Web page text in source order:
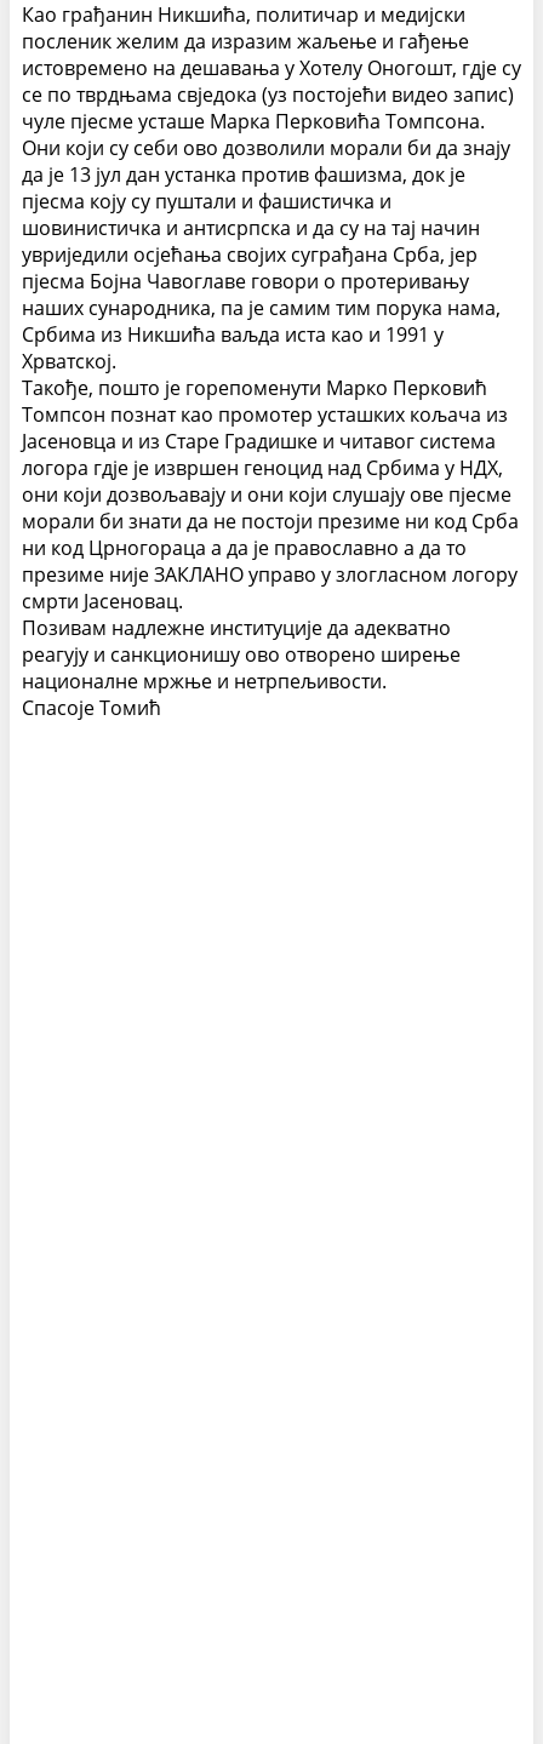
Као грађанин Никшића, политичар и медијски
посленик желим да изразим жаљење и гађење
истовремено на дешавања у Хотелу Оногошт, гдје су
се по тврдњама свједока (уз постојећи видео запис)
чуле пјесме усташе Марка Перковића Томпсона.
Они који су себи ово дозволили морали би да знају
да је 13 јул дан устанка против фашизма, док је
пјесма коју су пуштали и фашистичка и
шовинистичка и антисрпска и да су на тај начин
увриједили осјећања својих суграђана Срба, јер
пјесма Бојна Чавоглаве говори о протеривању
наших сународника, па је самим тим порука нама,
Србима из Никшића ваљда иста као и 1991 у
Хрватској.
Такође, пошто је горепоменути Марко Перковић
Томпсон познат као промотер усташких кољача из
Јасеновца и из Старе Градишке и читавог система
логора гдје је извршен геноцид над Србима у НДХ,
они који дозвољавају и они који слушају ове пјесме
морали би знати да не постоји презиме ни код Срба
ни код Црногораца а да је православно а да то
презиме није ЗАКЛАНО управо у злогласном логору
смрти Јасеновац.
Позивам надлежне институције да адекватно
реагују и санкционишу ово отворено ширење
националне мржње и нетрпељивости.
Спасоје Томић